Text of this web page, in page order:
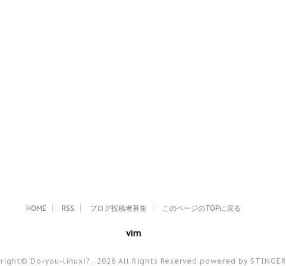
HOME RSS ブログ投稿者募集 このページのTOPに戻る
vim
Do-you-linux!? , 2026 All Rights Reserved. powered by STINGER